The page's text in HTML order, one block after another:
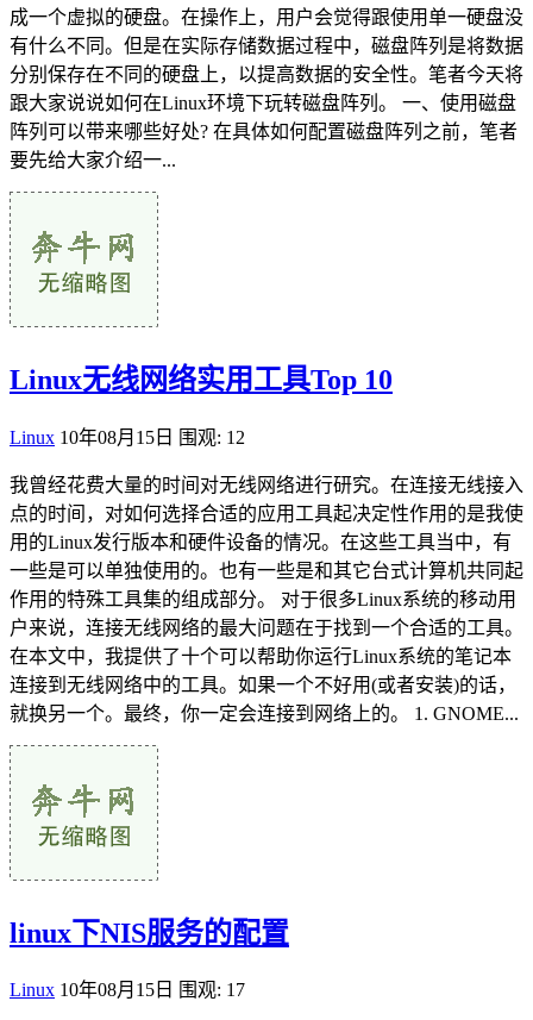
成一个虚拟的硬盘。在操作上，用户会觉得跟使用单一硬盘没
有什么不同。但是在实际存储数据过程中，磁盘阵列是将数据
分别保存在不同的硬盘上，以提高数据的安全性。笔者今天将
跟大家说说如何在Linux环境下玩转磁盘阵列。 一、使用磁盘
阵列可以带来哪些好处? 在具体如何配置磁盘阵列之前，笔者
要先给大家介绍一...
Linux无线网络实用工具Top 10
Linux 10年08月15日 围观: 12
我曾经花费大量的时间对无线网络进行研究。在连接无线接入
点的时间，对如何选择合适的应用工具起决定性作用的是我使
用的Linux发行版本和硬件设备的情况。在这些工具当中，有
一些是可以单独使用的。也有一些是和其它台式计算机共同起
作用的特殊工具集的组成部分。 对于很多Linux系统的移动用
户来说，连接无线网络的最大问题在于找到一个合适的工具。
在本文中，我提供了十个可以帮助你运行Linux系统的笔记本
连接到无线网络中的工具。如果一个不好用(或者安装)的话，
就换另一个。最终，你一定会连接到网络上的。 1. GNOME...
linux下NIS服务的配置
Linux 10年08月15日 围观: 17